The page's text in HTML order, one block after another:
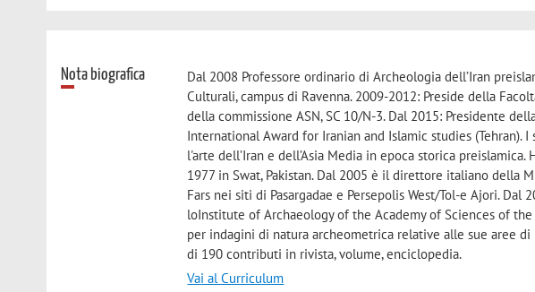
Nota biografica
Dal 2008 Professore ordinario di Archeologia dell’Iran
Culturali, campus di Ravenna. 2009-2012: Preside della
della commissione ASN, SC 10/N-3. Dal 2015: Presidente
International Award for Iranian and Islamic studies (Tehran).
l'arte dell’Iran e dell’Asia Media in epoca storica
1977 in Swat, Pakistan. Dal 2005 è il direttore italiano della
Fars nei siti di Pasargadae e Persepolis West/Tol-e Ajori.
loInstitute of Archaeology of the Academy of Sciences of
per indagini di natura archeometrica relative alle sue aree
di 190 contributi in rivista, volume, enciclopedia.
Vai al Curriculum